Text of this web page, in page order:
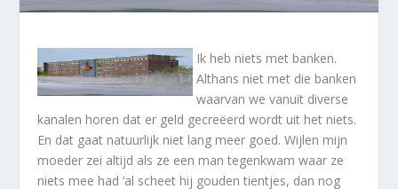
Ik heb niets met banken.
Althans niet met die banken
waarvan we vanuit diverse
kanalen horen dat er geld gecreëerd wordt uit het niets.
En dat gaat natuurlijk niet lang meer goed. Wijlen mijn
moeder zei altijd als ze een man tegenkwam waar ze
niets mee had ‘al scheet hij gouden tientjes, dan nog